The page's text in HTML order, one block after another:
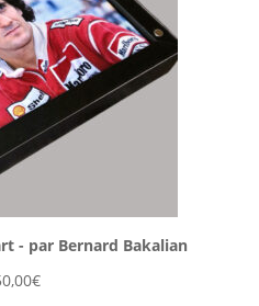
- par Bernard Bakalian
€